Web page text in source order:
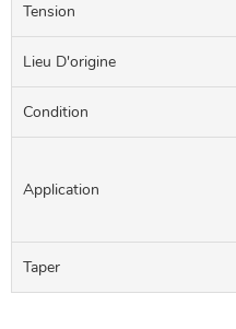
Tension
Lieu D'origine
Condition
Application
Taper